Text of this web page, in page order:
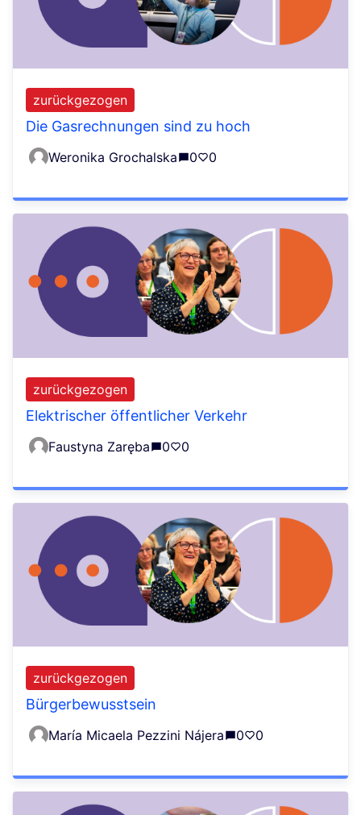
Die Gasrechnungen sind zu hoch
zurückgezogen
Weronika Grochalska 0 0
Elektrischer öffentlicher Verkehr
zurückgezogen
Faustyna Zaręba 0 0
Bürgerbewusstsein
zurückgezogen
María Micaela Pezzini Nájera 0 0